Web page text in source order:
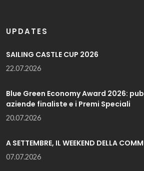
UPDATES
SAILING CASTLE CUP 2026
22.07.2026
Blue Green Economy Award 2026:
aziende finaliste e i Premi Speciali
20.07.2026
A SETTEMBRE, IL WEEKEND DELLA
07.07.2026